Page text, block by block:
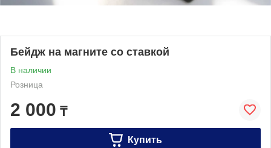
Бейдж на магните со ставкой
В наличии
Розница
2 000 ₸
Купить